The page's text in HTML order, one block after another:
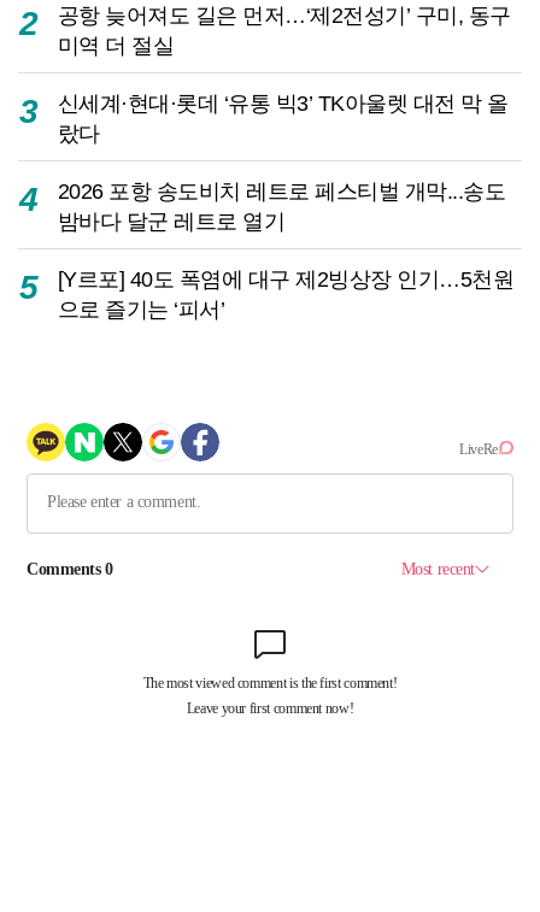
2
공항 늦어져도 길은 먼저…‘제2전성기’ 구미, 동구
미역 더 절실
3
신세계·현대·롯데 ‘유통 빅3’ TK아울렛 대전 막 올
랐다
4
2026 포항 송도비치 레트로 페스티벌 개막...송도
밤바다 달군 레트로 열기
5
[Y르포] 40도 폭염에 대구 제2빙상장 인기…5천원
으로 즐기는 ‘피서’